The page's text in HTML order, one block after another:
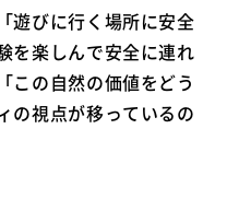
遊びに行く場所に安全
を楽しんで安全に連れ
この自然の価値をどう
の視点が移っているの